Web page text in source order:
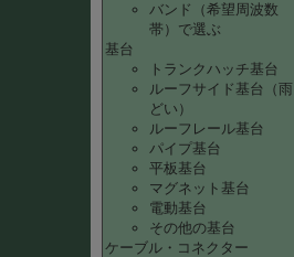
バンド（希望周波数
帯）で選ぶ
基台
トランクハッチ基台
ルーフサイド基台（雨
どい）
ルーフレール基台
パイプ基台
平板基台
マグネット基台
電動基台
その他の基台
ケーブル・コネクター